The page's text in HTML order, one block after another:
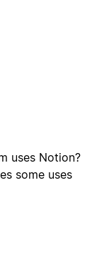
uses Notion?
some uses